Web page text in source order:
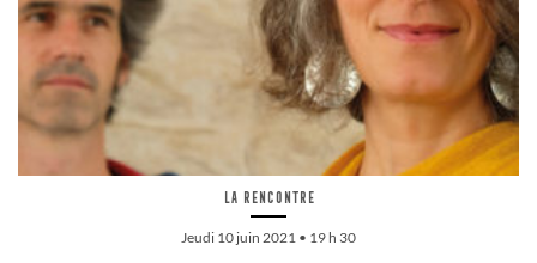
La rencontre
Jeudi 10 juin 2021 • 19 h 30